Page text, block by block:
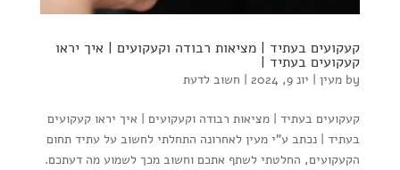
קעקועים בעתיד | מציאות רבודה וקעקועים | איך יראו
קעקועים בעתיד |
by מעין| יונ 9, 2024 | חשוב לדעת
קעקועים בעתיד | מציאות רבודה וקעקועים | איך יראו קעקועים
בעתיד | נכתב ע"י מעין לאחרונה התחלתי לחשוב על עתיד תחום
הקעקועים, החלטתי לשתף אתכם וחשוב מכך לשמוע מה דעתכם.